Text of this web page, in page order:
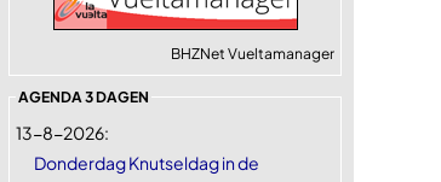
BHZNet Vueltamanager
AGENDA 3 DAGEN
13-8-2026:
Donderdag Knutseldag in de